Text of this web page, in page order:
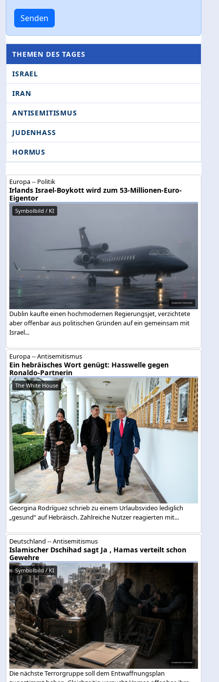
Senden
THEMEN DES TAGES
ISRAEL
IRAN
ANTISEMITISMUS
JUDENHASS
HORMUS
Europa -- Politik
Irlands Israel-Boykott wird zum 53-Millionen-Euro-
Eigentor
Symbolbild / KI
Dublin kaufte einen hochmodernen Regierungsjet, verzichtete
aber offenbar aus politischen Gründen auf ein gemeinsam mit
Israel...
Europa -- Antisemitismus
Ein hebräisches Wort genügt: Hasswelle gegen
Ronaldo-Partnerin
The White House
Georgina Rodríguez schrieb zu einem Urlaubsvideo lediglich
„gesund“ auf Hebräisch. Zahlreiche Nutzer reagierten mit...
Deutschland -- Antisemitismus
Islamischer Dschihad sagt Ja , Hamas verteilt schon
Gewehre
Symbolbild / KI
Die nächste Terrorgruppe soll dem Entwaffnungsplan